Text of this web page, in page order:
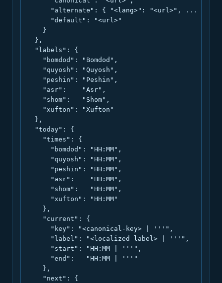
      "alternate": { "<lang>": "<url>", ... },
      "default": "<url>"
    }
  },
  "labels": {
    "bomdod": "Bomdod",
    "quyosh": "Quyosh",
    "peshin": "Peshin",
    "asr":    "Asr",
    "shom":   "Shom",
    "xufton": "Xufton"
  },
  "today": {
    "times": {
      "bomdod": "HH:MM",
      "quyosh": "HH:MM",
      "peshin": "HH:MM",
      "asr":    "HH:MM",
      "shom":   "HH:MM",
      "xufton": "HH:MM"
    },
    "current": {
      "key": "<canonical-key> | '''",
      "label": "<localized label> | '''",
      "start": "HH:MM | '''",
      "end":   "HH:MM | '''"
    },
    "next": {